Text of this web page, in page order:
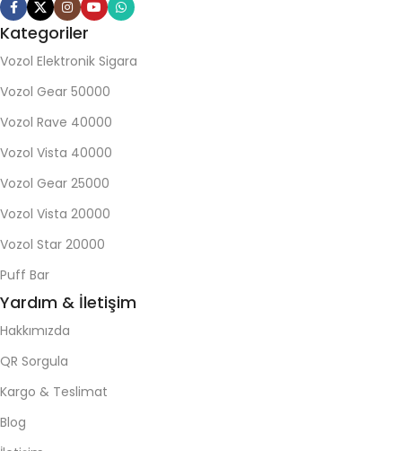
Kategoriler
Vozol Elektronik Sigara
Vozol Gear 50000
Vozol Rave 40000
Vozol Vista 40000
Vozol Gear 25000
Vozol Vista 20000
Vozol Star 20000
Puff Bar
Yardım & İletişim
Hakkımızda
QR Sorgula
Kargo & Teslimat
Blog